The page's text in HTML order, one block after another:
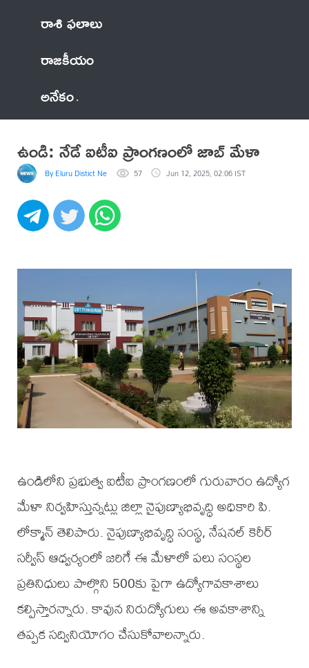
రాశి ఫలాలు
రాజకీయం
అనేకం
ఉండి: నేడే ఐటీఐ ప్రాంగణంలో జాబ్ మేళా
By Eluru Distict News 57 Jun 12, 2025, 02:06 IST
ఉండిలోని ప్రభుత్వ ఐటీఐ ప్రాంగణంలో గురువారం ఉద్యోగ
మేళా నిర్వహిస్తున్నట్లు జిల్లా నైపుణ్యాభివృద్ధి అధికారి పి.
లోక్మాన్ తెలిపారు. నైపుణ్యాభివృద్ధి సంస్థ, నేషనల్ కెరీర్
సర్వీస్ ఆధ్వర్యంలో జరిగే ఈ మేళాలో పలు సంస్థల
ప్రతినిధులు పాల్గొని 500కు పైగా ఉద్యోగావకాశాలు
కల్పిస్తారన్నారు. కావున నిరుద్యోగులు ఈ అవకాశాన్ని
తప్పక సద్వినియోగం చేసుకోవాలన్నారు.